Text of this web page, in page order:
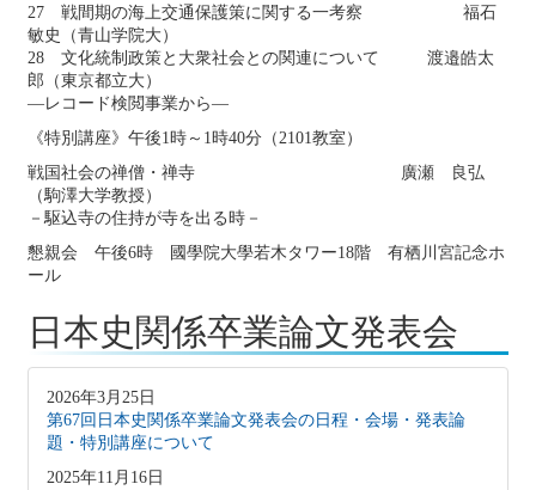
27 戦間期の海上交通保護策に関する一考察 福石
敏史（青山学院大）
28 文化統制政策と大衆社会との関連について 渡邉皓太
郎（東京都立大）
―レコード検閲事業から―
《特別講座》午後1時～1時40分（2101教室）
戦国社会の禅僧・禅寺 廣瀬 良弘
（駒澤大学教授）
－駆込寺の住持が寺を出る時－
懇親会 午後6時 國學院大學若木タワー18階 有栖川宮記念ホ
ール
日本史関係卒業論文発表会
2026年3月25日
第67回日本史関係卒業論文発表会の日程・会場・発表論
題・特別講座について
2025年11月16日